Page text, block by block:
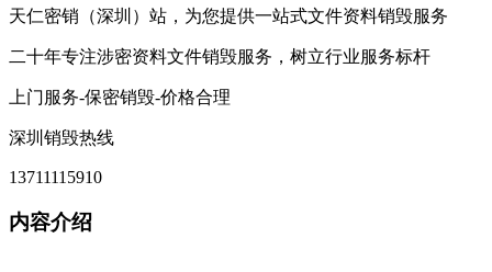
天仁密销（深圳）站，为您提供一站式文件资料销毁服务
二十年专注涉密资料文件销毁服务，树立行业服务标杆
上门服务-保密销毁-价格合理
深圳销毁热线
13711115910
内容介绍